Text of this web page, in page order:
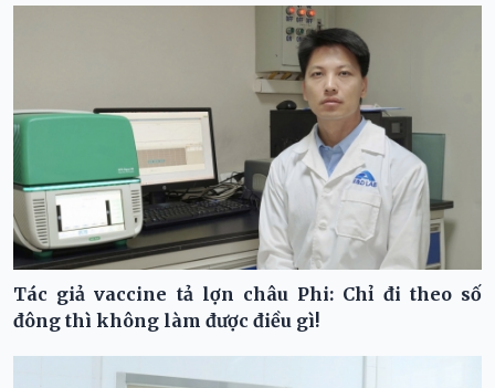
Tác giả vaccine tả lợn châu Phi: Chỉ đi theo số
đông thì không làm được điều gì!